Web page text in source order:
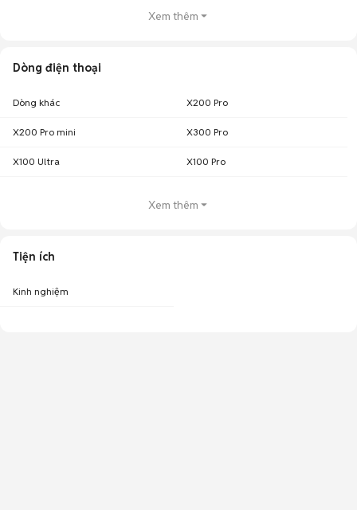
Xem thêm
Dòng điện thoại
Dòng khác X200 Pro
X200 Pro mini X300 Pro
X100 Ultra X100 Pro
Xem thêm
Tiện ích
Kinh nghiệm